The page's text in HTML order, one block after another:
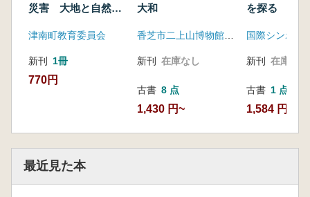
災害 大地と自然、
津南町教育委員会
新刊 1冊
770円
大和
新刊 在庫なし
古書 8 点
1,430 円~
を探る
新刊 在庫なし
古書 1 点
1,584 円
最近見た本